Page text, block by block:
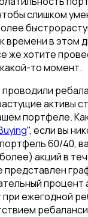
слишком
в этом
же хотите
то момент.
проводили
активы
портфеле.
", если вы
60/40,
акций в
представлен
процент
ежегодной